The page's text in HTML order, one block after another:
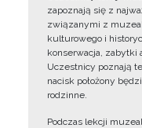
zapoznają się z
związanymi z
kulturowego i
konserwacja, zabytki
Uczestnicy poznają
nacisk położony
rodzinne.
Podczas lekcji